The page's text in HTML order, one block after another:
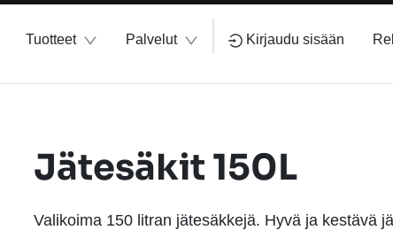
Tuotteet Palvelut Kirjaudu sisään
Jätesäkit 150L
Valikoima 150 litran jätesäkkejä. Hyvä ja kestävä